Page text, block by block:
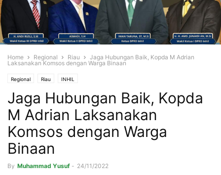
Home Regional Riau
Jaga Hubungan Baik, Kopda M Adrian
Laksanakan Komsos dengan Warga Binaan
Regional Riau INHIL
Jaga Hubungan Baik, Kopda
M Adrian Laksanakan
Komsos dengan Warga
Binaan
By Muhammad Yusuf - 24/11/2022